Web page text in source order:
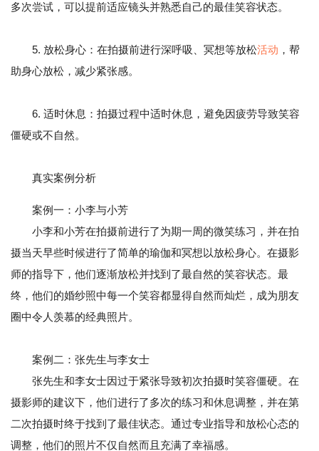
多次尝试，可以提前适应镜头并熟悉自己的最佳笑容状态。
5. 放松身心：在拍摄前进行深呼吸、冥想等放松活动 ，帮
助身心放松，减少紧张感。
6. 适时休息：拍摄过程中适时休息，避免因疲劳导致笑容
僵硬或不自然。
真实案例分析
案例一：小李与小芳
小李和小芳在拍摄前进行了为期一周的微笑练习，并在拍
摄当天早些时候进行了简单的瑜伽和冥想以放松身心。在摄影
师的指导下，他们逐渐放松并找到了最自然的笑容状态。最
终，他们的婚纱照中每一个笑容都显得自然而灿烂，成为朋友
圈中令人羡慕的经典照片。
案例二：张先生与李女士
张先生和李女士因过于紧张导致初次拍摄时笑容僵硬。在
摄影师的建议下，他们进行了多次的练习和休息调整，并在第
二次拍摄时终于找到了最佳状态。通过专业指导和放松心态的
调整，他们的照片不仅自然而且充满了幸福感。